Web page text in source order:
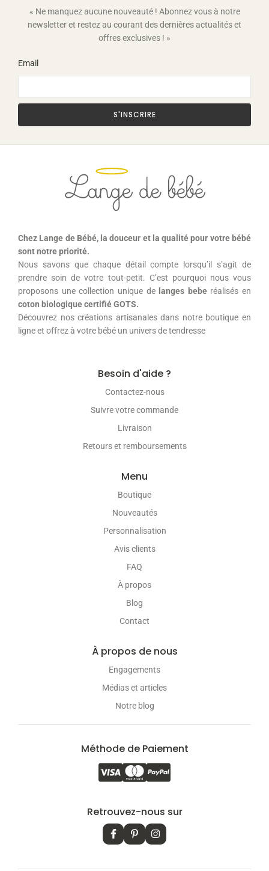
« Ne manquez aucune nouveauté ! Abonnez vous à notre
newsletter et restez au courant des dernières actualités et
offres exclusives ! »
Email
S'INSCRIRE
Chez Lange de Bébé, la douceur et la qualité pour votre bébé
sont notre priorité.
Nous savons que chaque détail compte lorsqu’il s’agit de
prendre soin de votre tout-petit. C’est pourquoi nous vous
proposons une collection unique de langes beberéalisés en
coton biologique certifié GOTS.
Découvrez nos créations artisanales dans notre boutique en
ligne et offrez à votre bébé un univers de tendresse
Besoin d'aide ?
Contactez-nous
Suivre votre commande
Livraison
Retours et remboursements
Menu
Boutique
Nouveautés
Personnalisation
Avis clients
FAQ
À propos
Blog
Contact
À propos de nous
Engagements
Médias et articles
Notre blog
Méthode de Paiement
Retrouvez-nous sur